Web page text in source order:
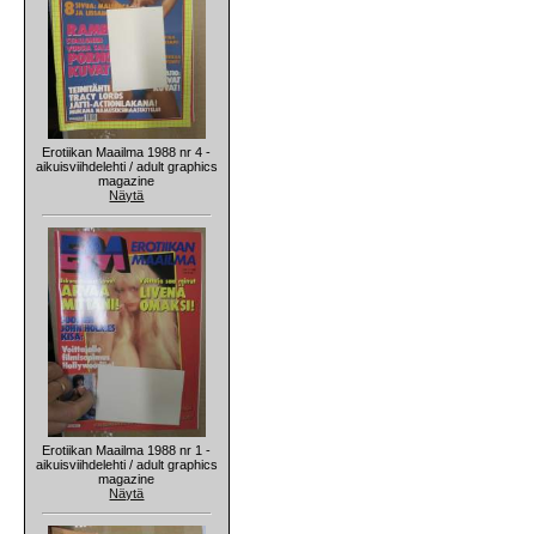
Erotiikan Maailma 1988 nr 4 -
aikuisviihdelehti / adult graphics
magazine
Näytä
Erotiikan Maailma 1988 nr 1 -
aikuisviihdelehti / adult graphics
magazine
Näytä